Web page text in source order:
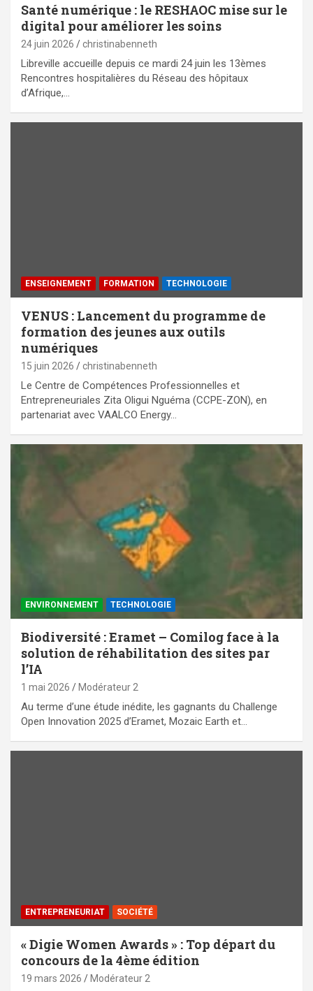
Santé numérique : le RESHAOC mise sur le
digital pour améliorer les soins
24 juin 2026 christinabenneth
Libreville accueille depuis ce mardi 24 juin les 13èmes
Rencontres hospitalières du Réseau des hôpitaux
d’Afrique,…
ENSEIGNEMENT FORMATION TECHNOLOGIE
VENUS : Lancement du programme de
formation des jeunes aux outils
numériques
15 juin 2026 christinabenneth
Le Centre de Compétences Professionnelles et
Entrepreneuriales Zita Oligui Nguéma (CCPE-ZON), en
partenariat avec VAALCO Energy…
ENVIRONNEMENT TECHNOLOGIE
Biodiversité : Eramet – Comilog face à la
solution de réhabilitation des sites par
l’IA
1 mai 2026 Modérateur 2
Au terme d’une étude inédite, les gagnants du Challenge
Open Innovation 2025 d’Eramet, Mozaic Earth et…
ENTREPRENEURIAT SOCIÉTÉ
« Digie Women Awards » : Top départ du
concours de la 4ème édition
19 mars 2026 Modérateur 2